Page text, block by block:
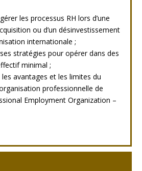
les processus RH lors d’une
ou d’un désinvestissement
internationale ;
stratégies pour opérer dans des
minimal ;
avantages et les limites du
professionnelle de
Employment Organization –